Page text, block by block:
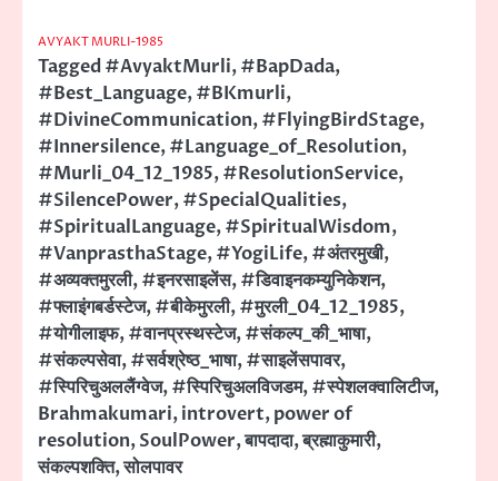
AVYAKT MURLI-1985
Tagged#AvyaktMurli,#BapDada,
#Best_Language,#BKmurli,
#DivineCommunication,#FlyingBirdStage,
#Innersilence,#Language_of_Resolution,
#Murli_04_12_1985,#ResolutionService,
#SilencePower,#SpecialQualities,
#SpiritualLanguage,#SpiritualWisdom,
#VanprasthaStage,#YogiLife,#अंतरमुखी,
#अव्यक्तमुरली,#इनरसाइलेंस,#डिवाइनकम्युनिकेशन,
#फ्लाइंगबर्डस्टेज,#बीकेमुरली,#मुरली_04_12_1985,
#योगीलाइफ,#वानप्रस्थस्टेज,#संकल्प_की_भाषा,
#संकल्पसेवा,#सर्वश्रेष्ठ_भाषा,#साइलेंसपावर,
#स्पिरिचुअललैंग्वेज,#स्पिरिचुअलविजडम,#स्पेशलक्वालिटीज,
Brahmakumari,introvert,power of
resolution,SoulPower,बापदादा,ब्रह्माकुमारी,
संकल्पशक्ति,सोलपावर